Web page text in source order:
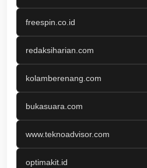
freespin.co.id
redaksiharian.com
kolamberenang.com
bukasuara.com
www.teknoadvisor.com
optimakit.id